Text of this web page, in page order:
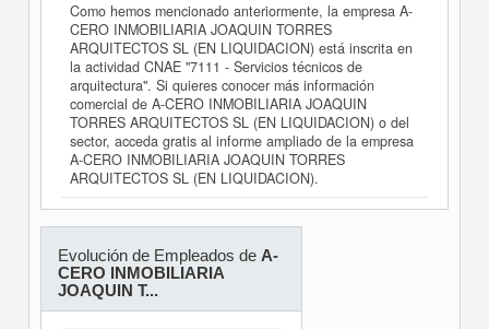
Como hemos mencionado anteriormente, la empresa A-
CERO INMOBILIARIA JOAQUIN TORRES
ARQUITECTOS SL (EN LIQUIDACION) está inscrita en
la actividad CNAE "7111 - Servicios técnicos de
arquitectura". Si quieres conocer más información
comercial de A-CERO INMOBILIARIA JOAQUIN
TORRES ARQUITECTOS SL (EN LIQUIDACION) o del
sector, acceda gratis al informe ampliado de la empresa
A-CERO INMOBILIARIA JOAQUIN TORRES
ARQUITECTOS SL (EN LIQUIDACION).
Evolución de Empleados de A-
CERO INMOBILIARIA
JOAQUIN T...